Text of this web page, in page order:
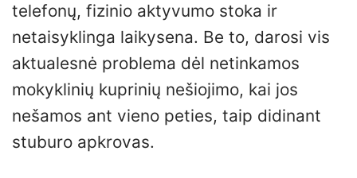
telefonų, fizinio aktyvumo stoka ir
netaisyklinga laikysena. Be to, darosi vis
aktualesnė problema dėl netinkamos
mokyklinių kuprinių nešiojimo, kai jos
nešamos ant vieno peties, taip didinant
stuburo apkrovas.